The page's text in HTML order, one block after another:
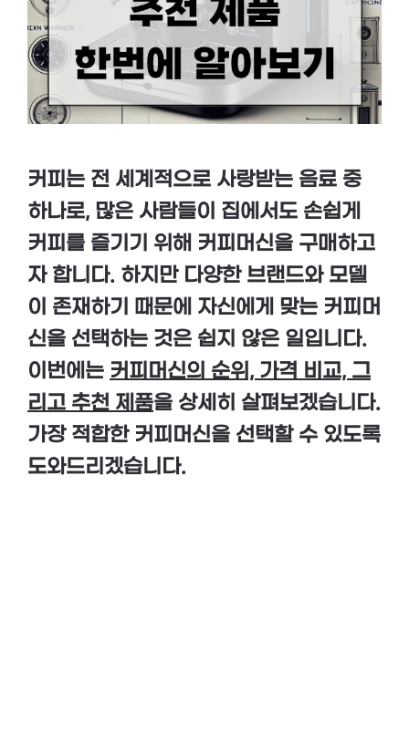
커피는 전 세계적으로 사랑받는 음료 중
하나로, 많은 사람들이 집에서도 손쉽게
커피를 즐기기 위해 커피머신을 구매하고
자 합니다. 하지만 다양한 브랜드와 모델
이 존재하기 때문에 자신에게 맞는 커피머
신을 선택하는 것은 쉽지 않은 일입니다.
이번에는 커피머신의 순위, 가격 비교, 그
리고 추천 제품을 상세히 살펴보겠습니다.
가장 적합한 커피머신을 선택할 수 있도록
도와드리겠습니다.